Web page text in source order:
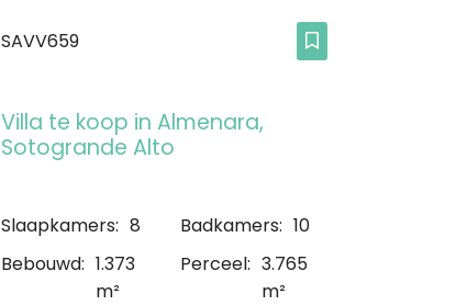
SAVV659
Villa te koop in Almenara,
Sotogrande Alto
Slaapkamers: 8 Badkamers: 10
Bebouwd: 1.373
m²
Perceel: 3.765
m²